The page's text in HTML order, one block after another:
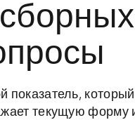
текущую форму